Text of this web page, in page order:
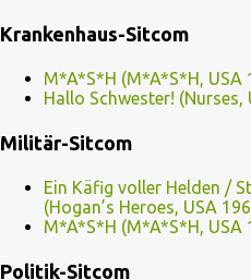
Krankenhaus-Sitcom
M*A*S*H (M*A*S*H, USA
Hallo Schwester! (Nurses,
Militär-Sitcom
Ein Käfig voller Helden /
(Hogan’s Heroes, USA
M*A*S*H (M*A*S*H, USA
Politik-Sitcom